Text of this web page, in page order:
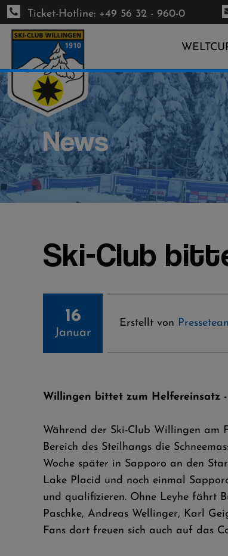
Direkt
zum
Inhalt
Ticket-Hotline: +49 56 32 - 960-0
News
Ski-Club
16
Januar
Erstellt von
Willingen bittet zum Helfereinsatz
Während der Ski-Club Willingen am
Bereich des Steilhangs die
Woche später in Sapporo an den
Lake Placid und noch einmal
und qualifizieren. Ohne Leyhe fährt
Paschke, Andreas Wellinger, Karl
Fans dort freuen sich auch auf das